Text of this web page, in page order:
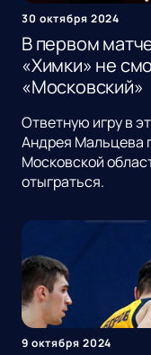
30 октября 2024
В первом
«Химки» не
«Московский»
Ответную игру в
Андрея Мальцева
Московской
отыграться.
9 октября 2024